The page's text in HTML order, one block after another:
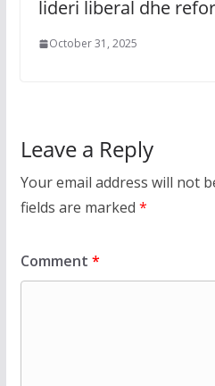
lideri liberal dhe
October 31, 2025
Leave a Reply
Your email address will not
fields are marked *
Comment *